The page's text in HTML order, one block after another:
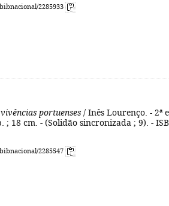
2285933
portuenses / Inês Lourenço. - 2ª
; 18 cm. - (Solidão sincronizada ; 9). -
2285547